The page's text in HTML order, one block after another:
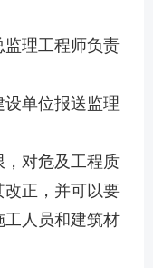
理工程师负责
单位报送监理
对危及工程质
正，并可以要
人员和建筑材